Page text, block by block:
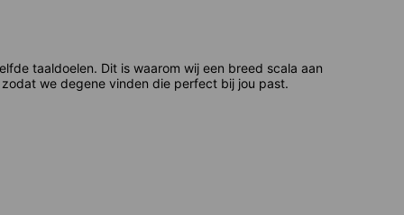
taaldoelen. Dit is waarom wij een breed scala aan
we degene vinden die perfect bij jou past.